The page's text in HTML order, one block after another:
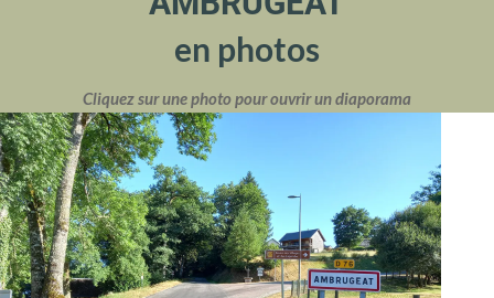
en photos
Cliquez sur une photo pour ouvrir un diaporama